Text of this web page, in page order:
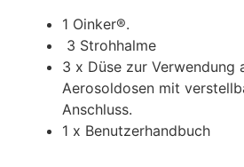
1 Oinker®.
3 Strohhalme
3 x Düse zur Verwendung
Aerosoldosen mit
Anschluss.
1 x Benutzerhandbuch